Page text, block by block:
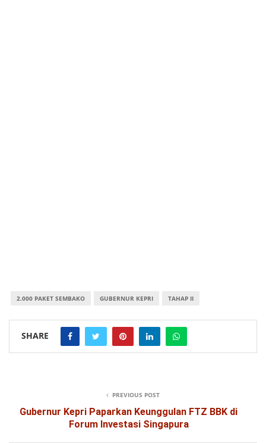
2.000 PAKET SEMBAKO GUBERNUR KEPRI TAHAP II
SHARE
PREVIOUS POST
Gubernur Kepri Paparkan Keunggulan FTZ BBK di
Forum Investasi Singapura